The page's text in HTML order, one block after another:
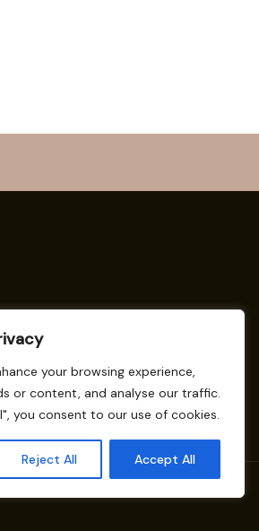
your browsing experience,
or content, and analyse our traffic.
you consent to our use of cookies.
Reject All Accept All